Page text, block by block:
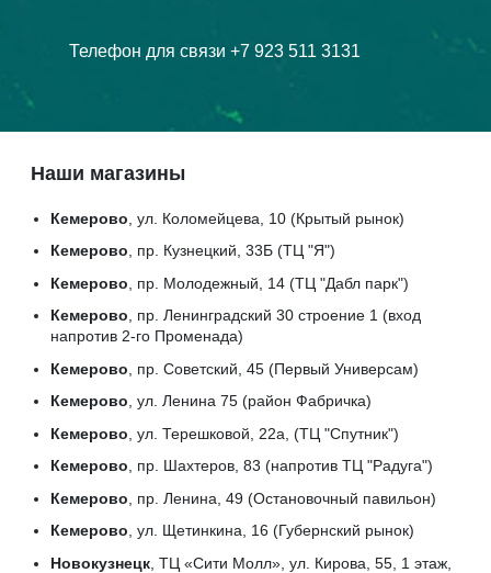
Наши магазины
Кемерово , ул. Коломейцева, 10 (Крытый рынок)
Кемерово , пр. Кузнецкий, 33Б (ТЦ "Я")
Кемерово , пр. Молодежный, 14 (ТЦ "Дабл парк")
Кемерово , пр. Ленинградский 30 строение 1 (вход
напротив 2-го Променада)
Кемерово , пр. Советский, 45 (Первый Универсам)
Кемерово , ул. Ленина 75 (район Фабричка)
Кемерово , ул. Терешковой, 22а, (ТЦ "Спутник")
Кемерово , пр. Шахтеров, 83 (напротив ТЦ "Радуга")
Кемерово , пр. Ленина, 49 (Остановочный павильон)
Кемерово , ул. Щетинкина, 16 (Губернский рынок)
Новокузнецк, ТЦ «Сити Молл», ул. Кирова, 55, 1 этаж,
Телефон для связи +7 923 511 3131